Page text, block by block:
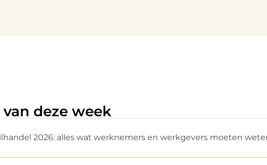
deze week
2026: alles wat werknemers en werkgevers moeten